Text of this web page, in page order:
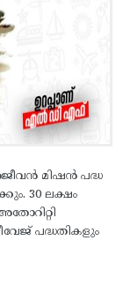
മിഷന്‍ പദ്ധ
30 ലക്ഷം
പദ്ധതികളും